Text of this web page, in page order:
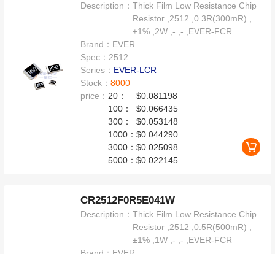
Description：Thick Film Low Resistance Chip
Resistor ,2512 ,0.3R(300mR) ,
±1% ,2W ,- ,- ,EVER-FCR
Brand： EVER
Spec：2512
Series： EVER-LCR
Stock：8000
price：20：
$0.081198
100：
$0.066435
300：
$0.053148
1000：$0.044290
3000：$0.025098
5000：$0.022145
CR2512F0R5E041W
Description：Thick Film Low Resistance Chip
Resistor ,2512 ,0.5R(500mR) ,
±1% ,1W ,- ,- ,EVER-FCR